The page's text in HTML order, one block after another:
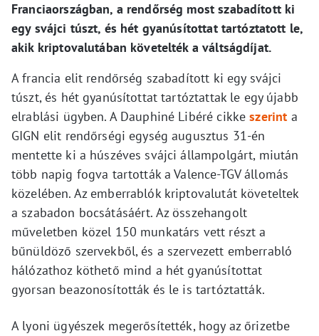
Franciaországban, a rendőrség most szabadított ki
egy svájci túszt, és hét gyanúsítottat tartóztatott le,
akik kriptovalutában követelték a váltságdíjat.
A francia elit rendőrség szabadított ki egy svájci
túszt, és hét gyanúsítottat tartóztattak le egy újabb
elrablási ügyben. A Dauphiné Libéré cikkeszerint a
GIGN elit rendőrségi egység augusztus 31-én
mentette ki a húszéves svájci állampolgárt, miután
több napig fogva tartották a Valence-TGV állomás
közelében. Az emberrablók kriptovalutát követeltek
a szabadon bocsátásáért. Az összehangolt
műveletben közel 150 munkatárs vett részt a
bűnüldöző szervekből, és a szervezett emberrabló
hálózathoz köthető mind a hét gyanúsítottat
gyorsan beazonosították és le is tartóztatták.
A lyoni ügyészek megerősítették, hogy az őrizetbe